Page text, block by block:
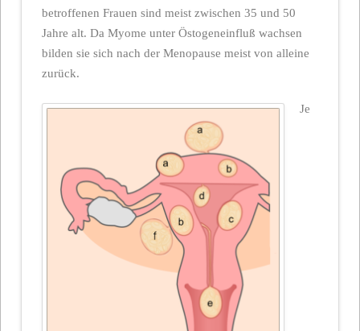
betroffenen Frauen sind meist zwischen 35 und 50
Jahre alt. Da Myome unter Östogeneinfluß wachsen
bilden sie sich nach der Menopause meist von alleine
zurück.
Je